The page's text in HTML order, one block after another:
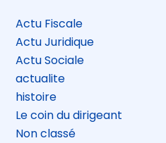
Actu Fiscale
Actu Juridique
Actu Sociale
actualite
histoire
Le coin du dirigeant
Non classé